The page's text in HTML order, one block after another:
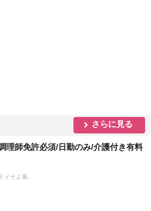
さらに見る
理師免許必須/日勤のみ/介護付き有料
ィそよ風